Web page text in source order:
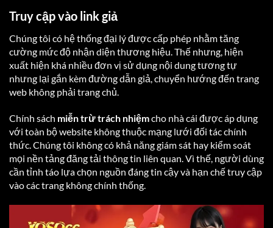
Truy cập vào link giả
Chúng tôi có hệ thống đại lý được cấp phép nhằm tăng
cường mức độ nhận diện thương hiệu. Thế nhưng, hiện
xuất hiện khá nhiều đơn vị sử dụng nội dung tương tự
nhưng lại gắn kèm đường dẫn giả, chuyển hướng đến trang
web không phải trang chủ.
Chính sách miễn trừ trách nhiệmcho nhà cái được áp dụng
với toàn bộ website không thuộc mạng lưới đối tác chính
thức. Chúng tôi không có khả năng giám sát hay kiểm soát
mọi nền tảng đăng tải thông tin liên quan. Vì thế, người dùng
cần tỉnh táo lựa chọn nguồn đáng tin cậy và hạn chế truy cập
vào các trang không chính thống.